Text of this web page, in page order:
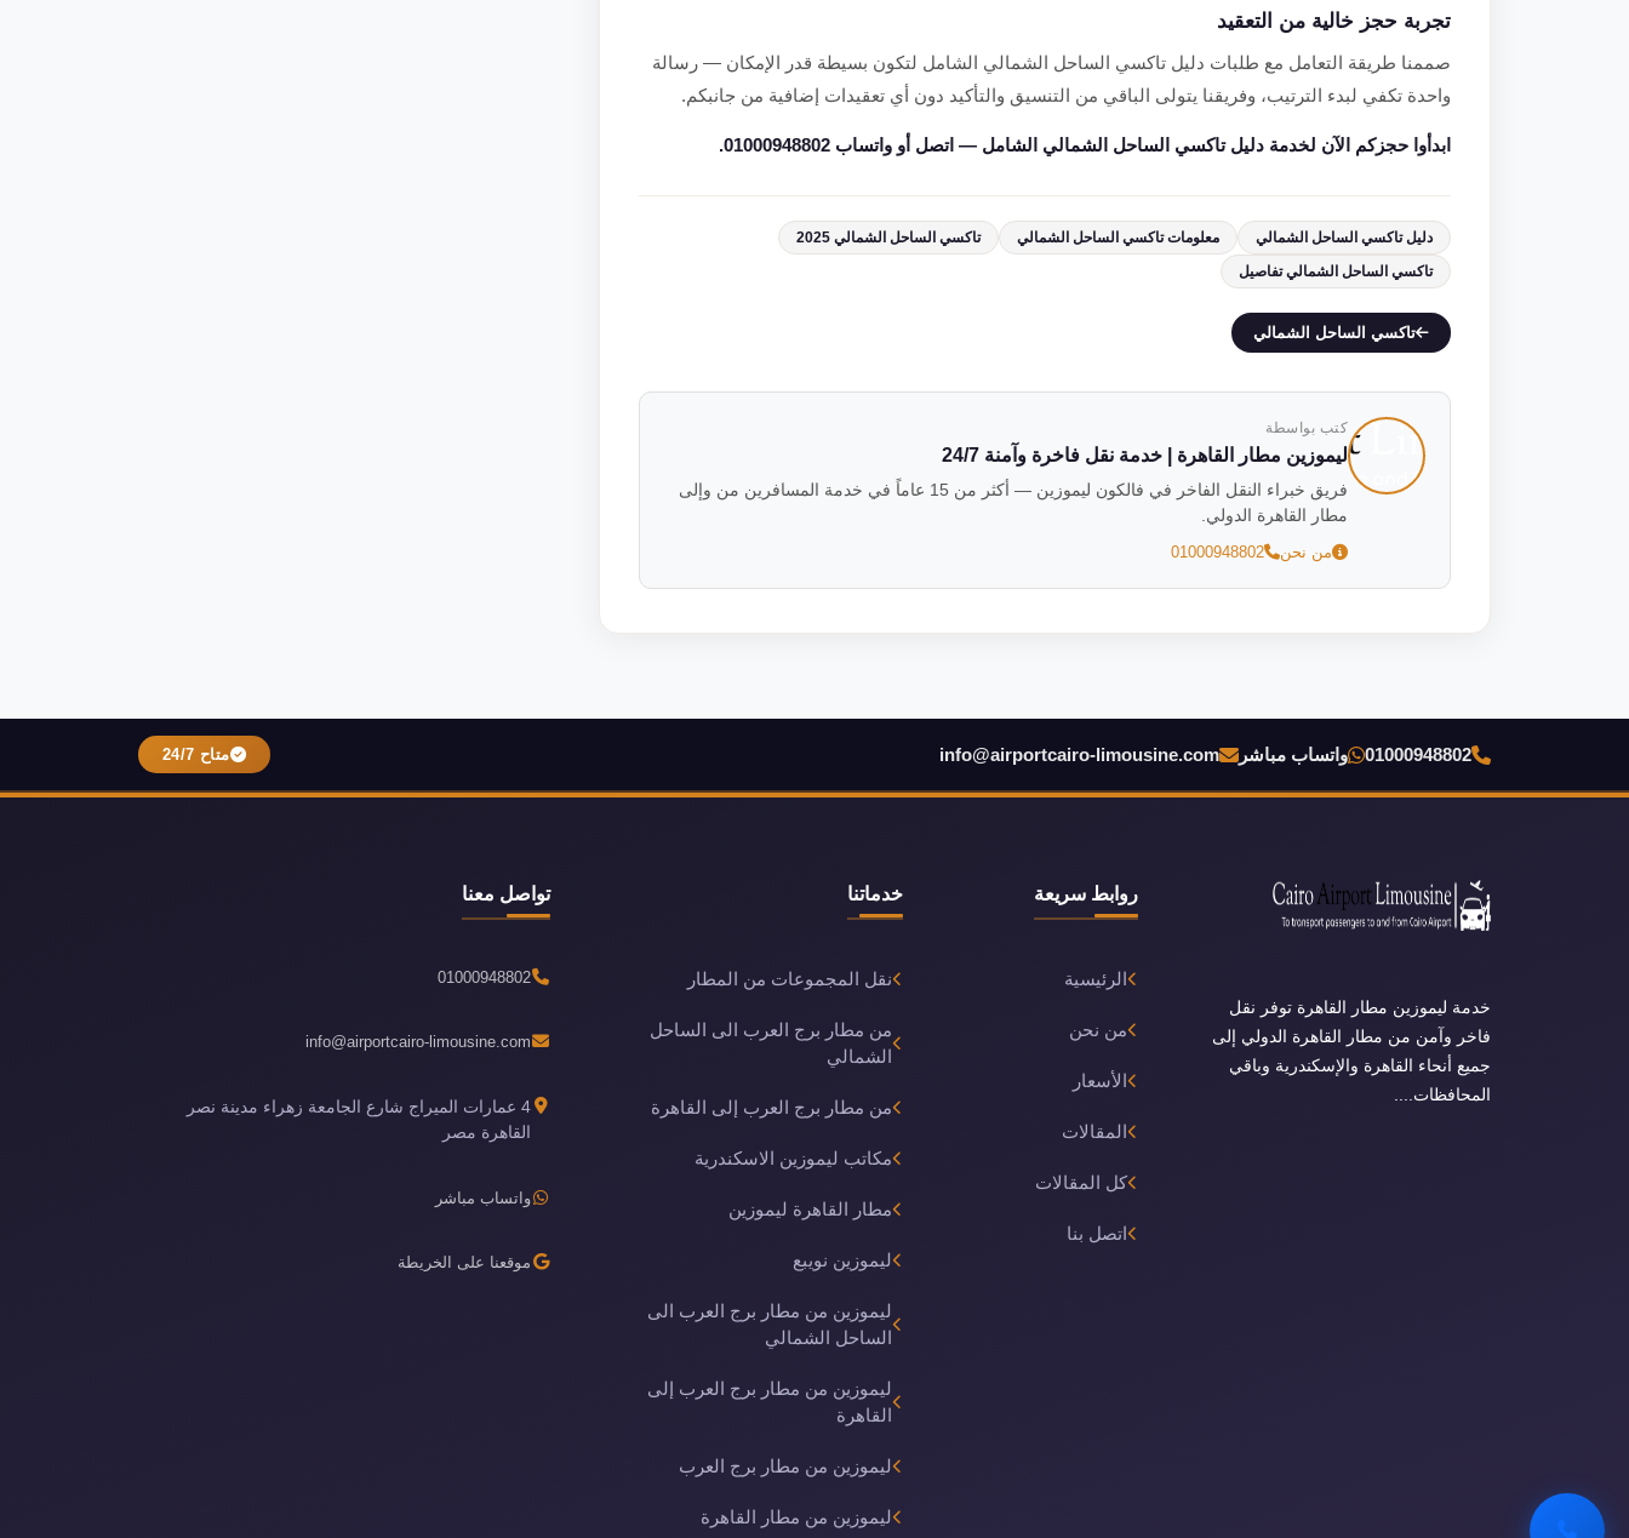
تجربة حجز خالية من التعقيد
صممنا طريقة التعامل مع طلبات دليل تاكسي الساحل الشمالي الشامل لتكون بسيطة قدر الإمكان — رسالة
واحدة تكفي لبدء الترتيب، وفريقنا يتولى الباقي من التنسيق والتأكيد دون أي تعقيدات إضافية من جانبكم.
ابدأوا حجزكم الآن لخدمة دليل تاكسي الساحل الشمالي الشامل — اتصل أو واتساب 01000948802.
دليل تاكسي الساحل الشمالي معلومات تاكسي الساحل الشمالي
تاكسي الساحل الشمالي 2025
تاكسي الساحل الشمالي تفاصيل
تاكسي الساحل الشمالي
كتب بواسطة
ليموزين مطار القاهرة | خدمة نقل فاخرة وآمنة 24/7
فريق خبراء النقل الفاخر في فالكون ليموزين — أكثر من 15 عاماً في خدمة المسافرين من وإلى
مطار القاهرة الدولي.
من نحن
01000948802
01000948802 واتساب مباشر info@airportcairo-limousine.com متاح 24/7
خدمة ليموزين مطار القاهرة توفر نقل
فاخر وآمن من مطار القاهرة الدولي إلى
جميع أنحاء القاهرة والإسكندرية وباقي
المحافظات....
روابط سريعة
الرئيسية
من نحن
الأسعار
المقالات
كل المقالات
اتصل بنا
خدماتنا
نقل المجموعات من المطار
من مطار برج العرب الى الساحل
الشمالي
من مطار برج العرب إلى القاهرة
مكاتب ليموزين الاسكندرية
مطار القاهرة ليموزين
ليموزين نويبع
ليموزين من مطار برج العرب الى
الساحل الشمالي
ليموزين من مطار برج العرب إلى
القاهرة
ليموزين من مطار برج العرب
ليموزين من مطار القاهرة
تواصل معنا
01000948802
info@airportcairo-limousine.com
4 عمارات الميراج شارع الجامعة زهراء مدينة نصر
القاهرة مصر
واتساب مباشر
موقعنا على الخريطة